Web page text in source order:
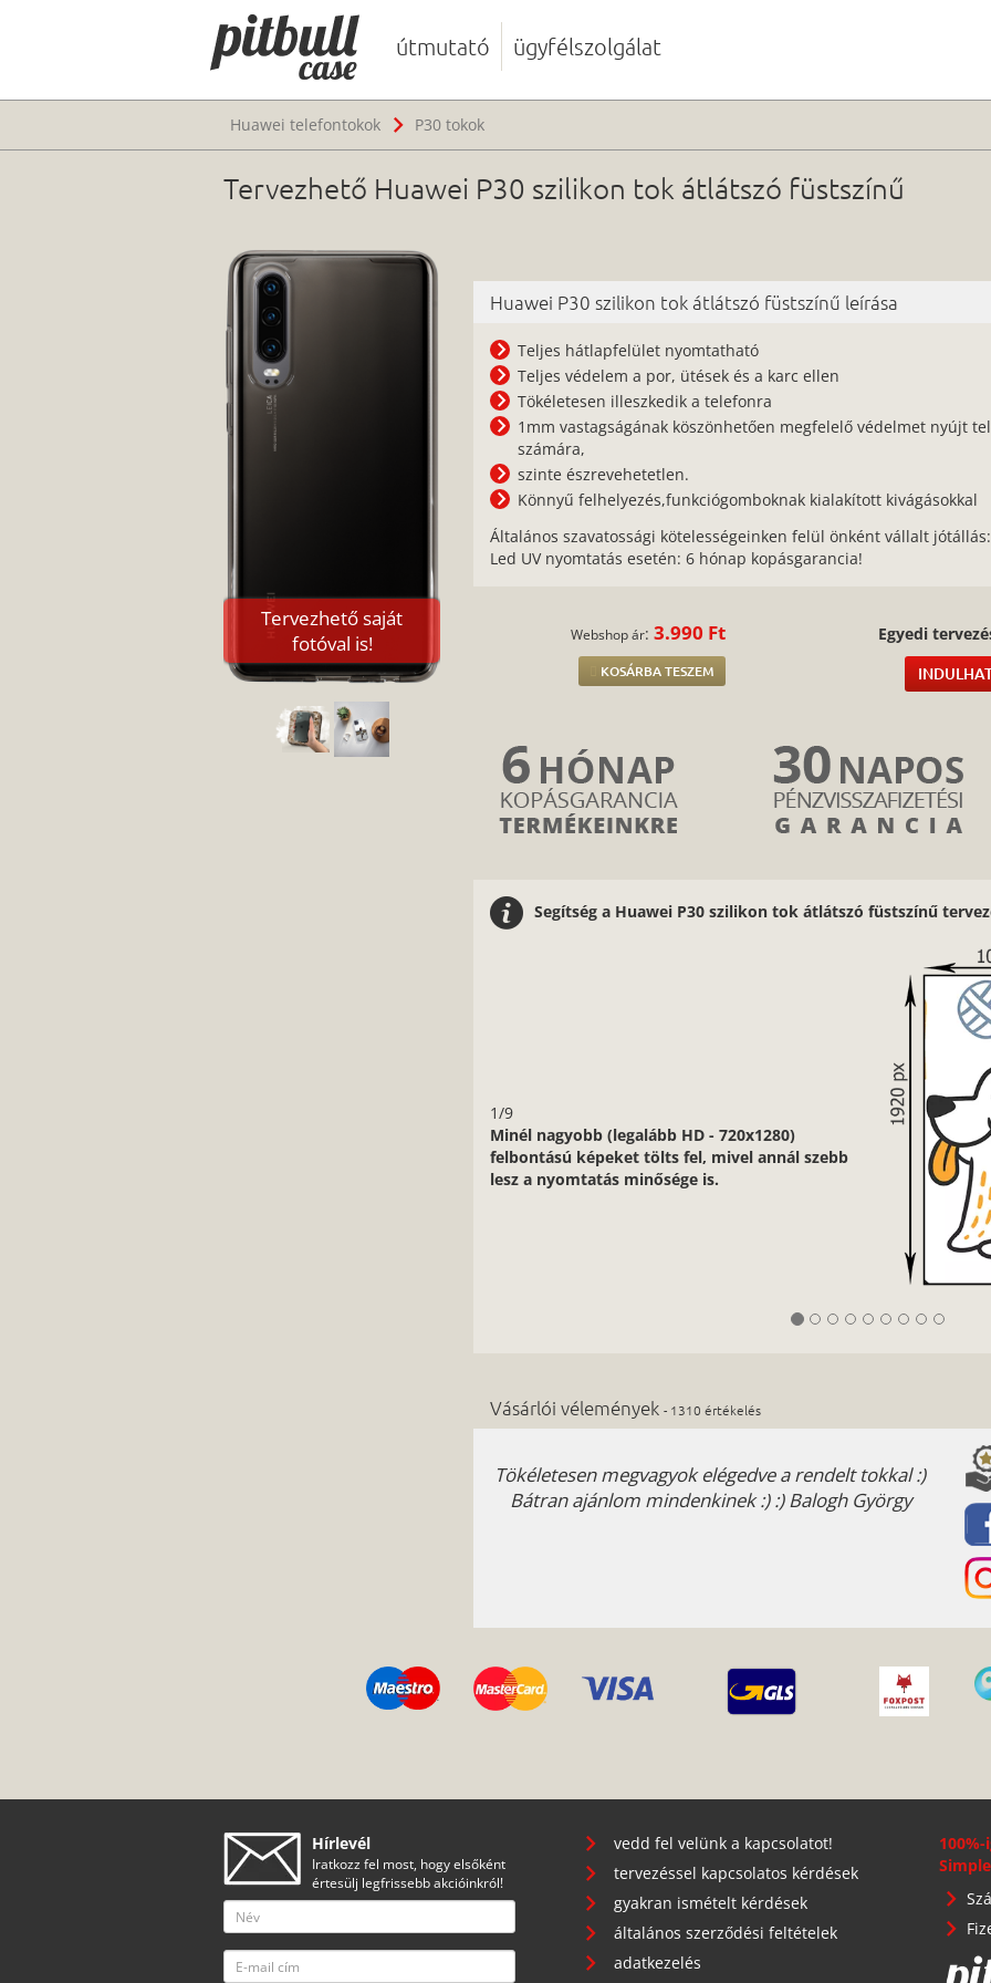
útmutató ügyfélszolgálat
Huawei telefontokok P30 tokok
Tervezhető Huawei P30 szilikon tok átlátszó füstszínű
Tervezhető saját
fotóval is!
Huawei P30 szilikon tok átlátszó füstszínű leírása
Teljes hátlapfelület nyomtatható
Teljes védelem a por, ütések és a karc ellen
Tökéletesen illeszkedik a telefonra
1mm vastagságának köszönhetően megfelelő védelmet nyújt
számára,
szinte észrevehetetlen.
Könnyű felhelyezés,funkciógomboknak kialakított kivágásokkal
Általános szavatossági kötelességeinken felül önként vállalt jótállás:
Led UV nyomtatás esetén: 6 hónap kopásgarancia!
Webshop ár:3.990 Ft
KOSÁRBA TESZEM
Egyedi
Segítség a Huawei P30 szilikon tok átlátszó füstszínű
1/9
Minél nagyobb (legalább HD - 720x1280)
felbontású képeket tölts fel, mivel annál szebb
lesz a nyomtatás minősége is.
Vásárlói vélemények- 1310 értékelés
Tökéletesen megvagyok elégedve a rendelt tokkal :)
Bátran ajánlom mindenkinek :) :) Balogh György
Hírlevél
Iratkozz fel most, hogy elsőként
értesülj legfrissebb akcióinkról!
vedd fel velünk a kapcsolatot!
tervezéssel kapcsolatos kérdések
gyakran ismételt kérdések
általános szerződési feltételek
adatkezelés